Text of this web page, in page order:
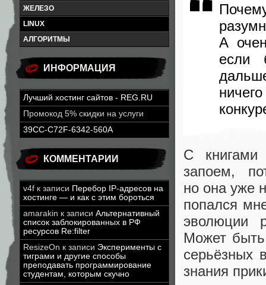
ЖЕЛЕЗО
LINUX
АЛГОРИТМЫ
ИНФОРМАЦИЯ
Лучший хостинг сайтов - REG.RU
Промокод 5% скидки на услуги
39CC-C72F-6342-560A
КОММЕНТАРИИ
v4f к записи Перебор IP-адресов на
хостинге — и как с этим бороться
amarakin к записи Альтернативный
список заблокированных в РФ
ресурсов Re:filter
ResizeOn к записи Эксперименты с
тиграми и другие способы
преподавать программирование
студентам, которым скучно
А
если
С книгами
запоем,
но она уже
попался
эволюции
Может
серьёзных
знания